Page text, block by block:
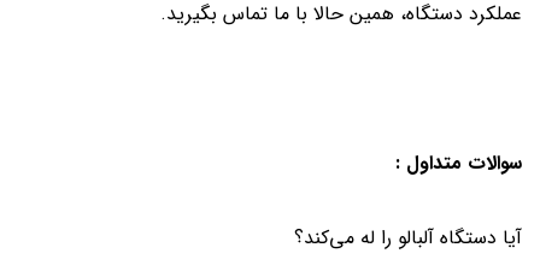
عملکرد دستگاه، همین حالا با ما تماس بگیرید.
سوالات متداول :
آیا دستگاه آلبالو را له می‌کند؟